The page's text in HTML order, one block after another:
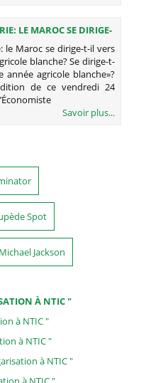
LE MAROC SE DIRIGE-
ANNÉE AGRICOLE
le Maroc se dirige-t-il vers
blanche? Se dirige-t-
année agricole blanche»?
de ce vendredi 24
Savoir plus...
Spot
Michael Jackson
À NTIC "
à NTIC "
à NTIC "
à NTIC "